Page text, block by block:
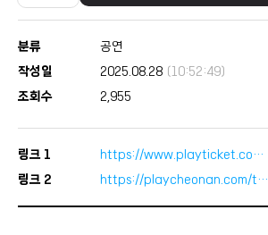
분류
공연
작성일
2025.08.28 (10:52:49)
조회수
2,955
링크 1 https://www.playticket.co…
링크 2
https://playcheonan.com/t…